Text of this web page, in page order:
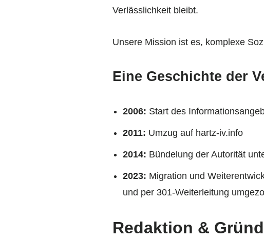
Verlässlichkeit bleibt.
Unsere Mission ist es, komplexe
Eine Geschichte der
2006: Start des
2011: Umzug auf hartz-iv.info
2014: Bündelung der Autorität
2023: Migration und
und per 301-Weiterleitung
Redaktion &